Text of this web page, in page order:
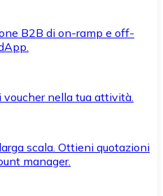
B2B di on-ramp e off-
voucher nella tua attività.
scala. Ottieni quotazioni
manager.